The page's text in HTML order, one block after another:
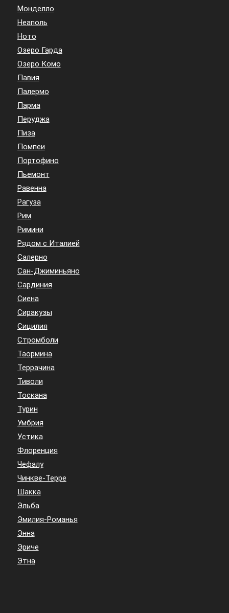
Монделло
Неаполь
Ното
Озеро Гарда
Озеро Комо
Павия
Палермо
Парма
Перуджа
Пиза
Помпеи
Портофино
Пьемонт
Равенна
Рагуза
Рим
Римини
Рядом с Италией
Салерно
Сан-Джиминьяно
Сардиния
Сиена
Сиракузы
Сицилия
Стромболи
Таормина
Террачина
Тиволи
Тоскана
Турин
Умбрия
Устика
Флоренция
Чефалу
Чинкве-Терре
Шакка
Эльба
Эмилия-Романья
Энна
Эриче
Этна